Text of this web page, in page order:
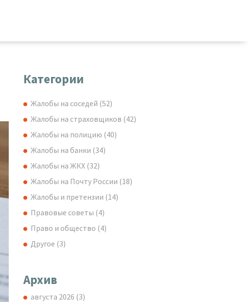
Категории
Жалобы на соседей (52)
Жалобы на страховщиков (42)
Жалобы на полицию (40)
Жалобы на банки (34)
Жалобы на ЖКХ (32)
Жалобы на Почту России (18)
Жалобы и претензии (14)
Правовые советы (4)
Право и общество (4)
Другое (3)
Архив
августа 2026 (3)